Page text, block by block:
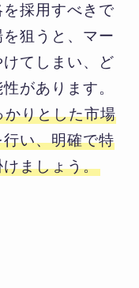
採用すべきで
狙うと、マー
てしまい、ど
があります。
かりとした市場
い、明確で特
ましょう。